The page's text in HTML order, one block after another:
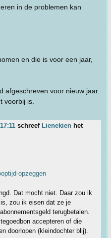
in de problemen kan
en die is voor een jaar,
afgeschreven voor nieuw jaar.
voorbij is.
schreef Lienekien het
opzeggen
Dat mocht niet. Daar zou ik
zou ik eisen dat ze je
terugbetalen.
accepteren of die
doorlopen (kleindochter blij).